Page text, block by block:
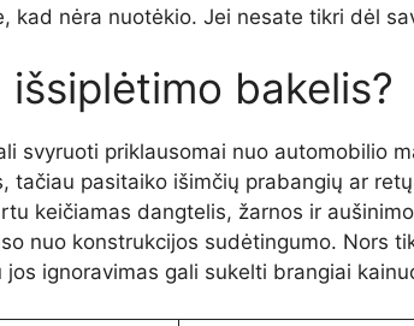
kad nėra nuotėkio. Jei nesate tikri dėl
išsiplėtimo bakelis?
svyruoti priklausomai nuo automobilio
tačiau pasitaiko išimčių prabangių ar
keičiamas dangtelis, žarnos ir
nuo konstrukcijos sudėtingumo. Nors
ignoravimas gali sukelti brangiai